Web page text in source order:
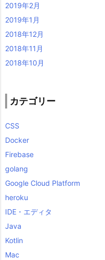
2019年2月
2019年1月
2018年12月
2018年11月
2018年10月
カテゴリー
CSS
Docker
Firebase
golang
Google Cloud Platform
heroku
IDE・エディタ
Java
Kotlin
Mac